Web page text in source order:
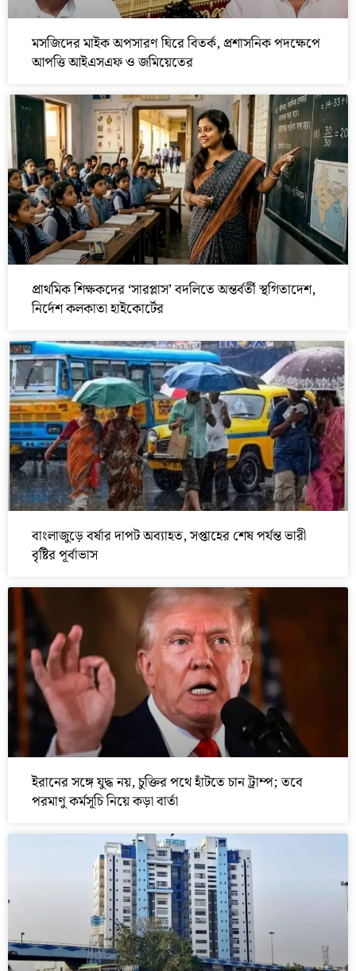
মসজিদের মাইক অপসারণ ঘিরে বিতর্ক, প্রশাসনিক পদক্ষেপে
আপত্তি আইএসএফ ও জমিয়েতের
প্রাথমিক শিক্ষকদের ‘সারপ্লাস’ বদলিতে অন্তর্বর্তী স্থগিতাদেশ,
নির্দেশ কলকাতা হাইকোর্টের
বাংলাজুড়ে বর্ষার দাপট অব্যাহত, সপ্তাহের শেষ পর্যন্ত ভারী
বৃষ্টির পূর্বাভাস
ইরানের সঙ্গে যুদ্ধ নয়, চুক্তির পথে হাঁটতে চান ট্রাম্প; তবে
পরমাণু কর্মসূচি নিয়ে কড়া বার্তা